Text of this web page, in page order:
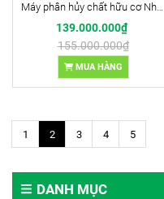
DANH MỤC
Máy phân hủy chất hữu cơ Nhập Thái Lan
139.000.000₫
155.000.000₫
MUA HÀNG
1 2 3 4 5